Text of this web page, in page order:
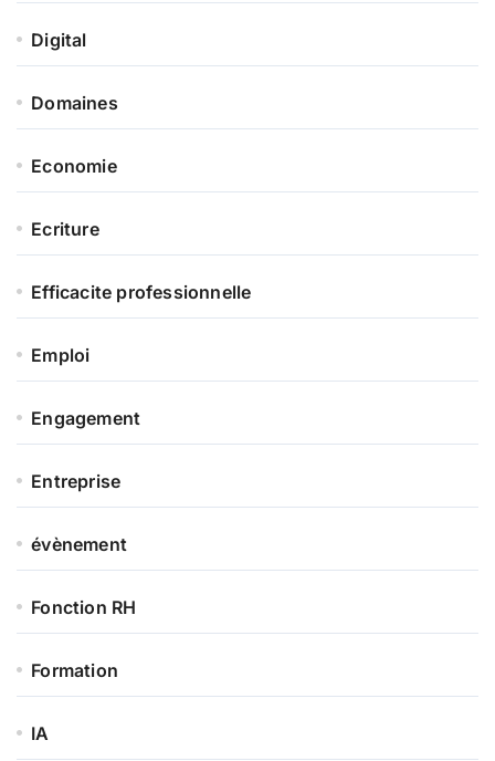
Digital
Domaines
Economie
Ecriture
Efficacite professionnelle
Emploi
Engagement
Entreprise
évènement
Fonction RH
Formation
IA